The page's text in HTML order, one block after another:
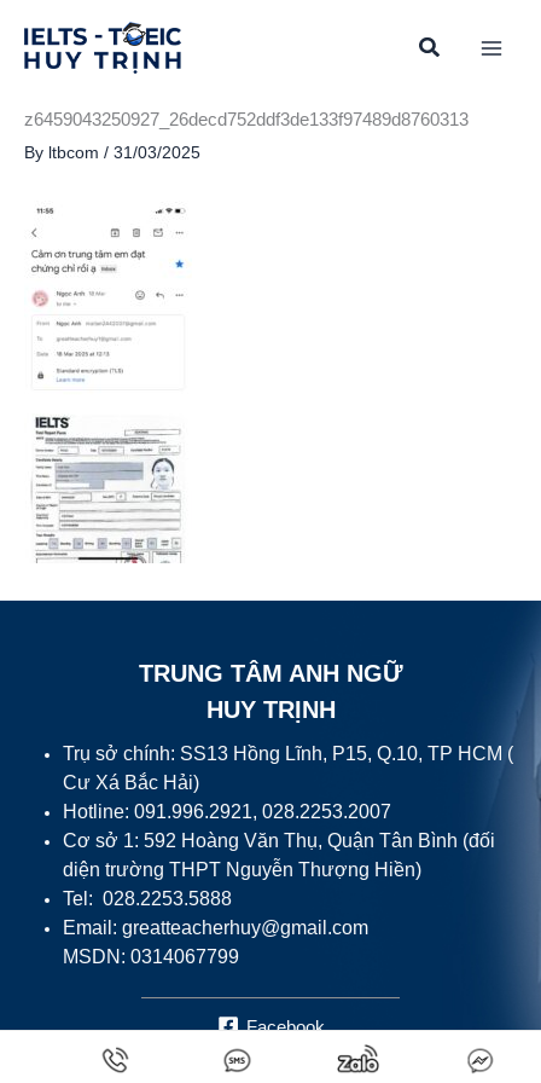
content
z6459043250927_26decd752ddf3de133f97489d8760313
By ltbcom / 31/03/2025
TRUNG TÂM ANH NGỮ
HUY TRỊNH
Trụ sở chính: SS13 Hồng Lĩnh, P15, Q.10, TP HCM (
Cư Xá Bắc Hải)
Hotline: 091.996.2921, 028.2253.2007
Cơ sở 1: 592 Hoàng Văn Thụ, Quận Tân Bình (đối
diện trường THPT Nguyễn Thượng Hiền)
Tel: 028.2253.5888
Email: greatteacherhuy@gmail.com
MSDN: 0314067799
Facebook